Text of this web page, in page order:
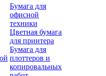
Бумага для
офисной
техники
Цветная бумага
для принтера
Бумага для
плоттеров и
копировальных